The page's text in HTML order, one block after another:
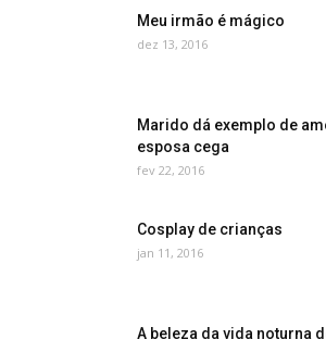
Meu irmão é mágico
dez 13, 2016
Marido dá exemplo de
esposa cega
fev 22, 2016
Cosplay de crianças
jan 11, 2016
A beleza da vida noturna